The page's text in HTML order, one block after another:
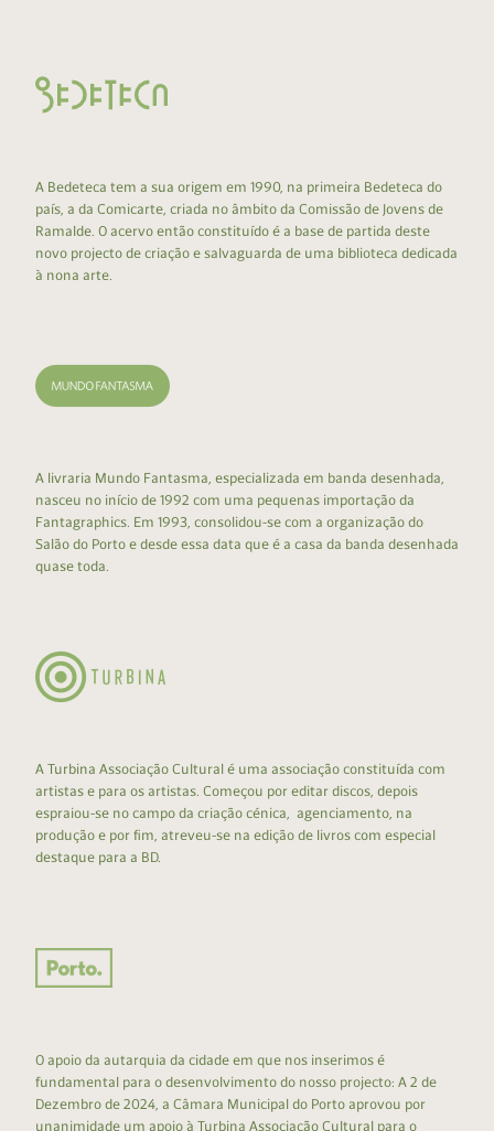
A Bedeteca tem a sua origem em 1990, na primeira Bedeteca do
país, a da Comicarte, criada no âmbito da Comissão de Jovens de
Ramalde. O acervo então constituído é a base de partida deste
novo projecto de criação e salvaguarda de uma biblioteca dedicada
à nona arte.
A livraria Mundo Fantasma, especializada em banda desenhada,
nasceu no início de 1992 com uma pequenas importação da
Fantagraphics. Em 1993, consolidou-se com a organização do
Salão do Porto e desde essa data que é a casa da banda desenhada
quase toda.
A Turbina Associação Cultural é uma associação constituída com
artistas e para os artistas. Começou por editar discos, depois
espraiou-se no campo da criação cénica, agenciamento, na
produção e por fim, atreveu-se na edição de livros com especial
destaque para a BD.
O apoio da autarquia da cidade em que nos inserimos é
fundamental para o desenvolvimento do nosso projecto: A 2 de
Dezembro de 2024, a Câmara Municipal do Porto aprovou por
unanimidade um apoio à Turbina Associação Cultural para o